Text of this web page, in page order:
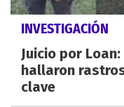
INVESTIGACIÓN
Juicio por
hallaron
clave